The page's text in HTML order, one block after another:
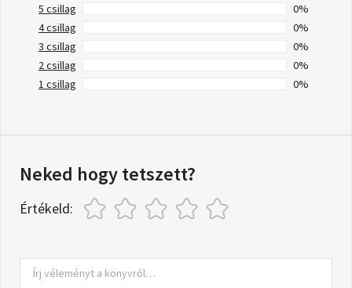
5 csillag
0%
4 csillag
0%
3 csillag
0%
2 csillag
0%
1 csillag
0%
Neked hogy tetszett?
Értékeld: